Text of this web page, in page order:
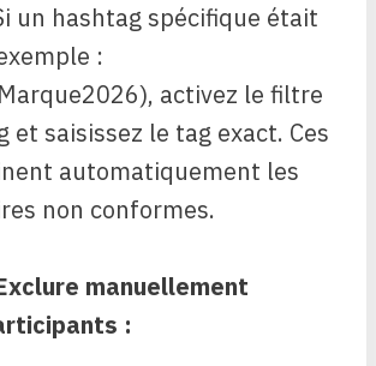
un hashtag spécifique était
:
activez le filtre
et saisissez le tag exact. Ces
automatiquement les
non conformes.
manuellement
: